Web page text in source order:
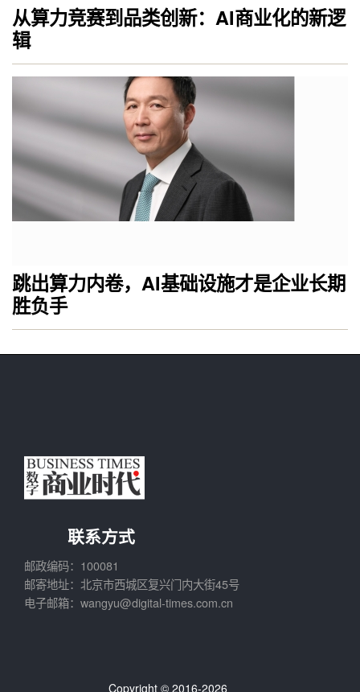
从算力竞赛到品类创新：AI商业化的新逻
辑
跳出算力内卷，AI基础设施才是企业长期
胜负手
联系方式
邮政编码：100081
邮寄地址：北京市西城区复兴门内大街45号
电子邮箱：wangyu@digital-times.com.cn
Copyright © 2016-2026